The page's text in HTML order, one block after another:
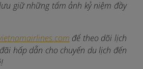
giữ những tấm ảnh kỷ niệm đầy
để theo dõi lịch
hấp dẫn cho chuyến du lịch đến